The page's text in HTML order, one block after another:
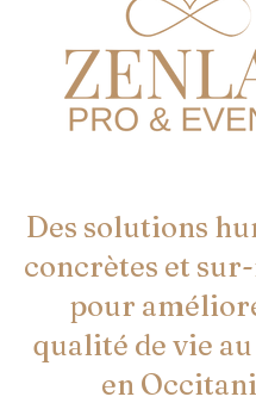
Des solutions
concrètes et
pour
qualité de vie
en